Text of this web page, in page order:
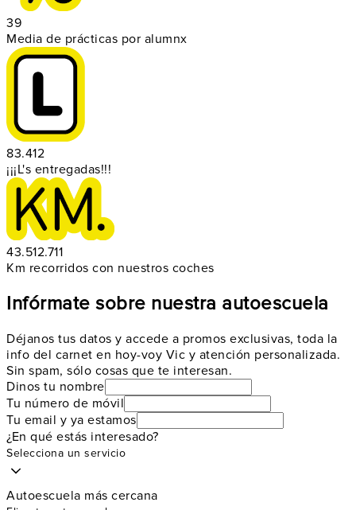
39
Media de prácticas por alumnx
83.412
¡¡¡L's entregadas!!!
43.512.711
Km recorridos con nuestros coches
Infórmate sobre nuestra autoescuela
Déjanos tus datos y accede a promos exclusivas, toda la
info del carnet en hoy-voy Vic y atención personalizada.
Sin spam, sólo cosas que te interesan.
Dinos tu nombre
Tu número de móvil
Tu email y ya estamos
¿En qué estás interesado?
Selecciona un servicio
Autoescuela más cercana